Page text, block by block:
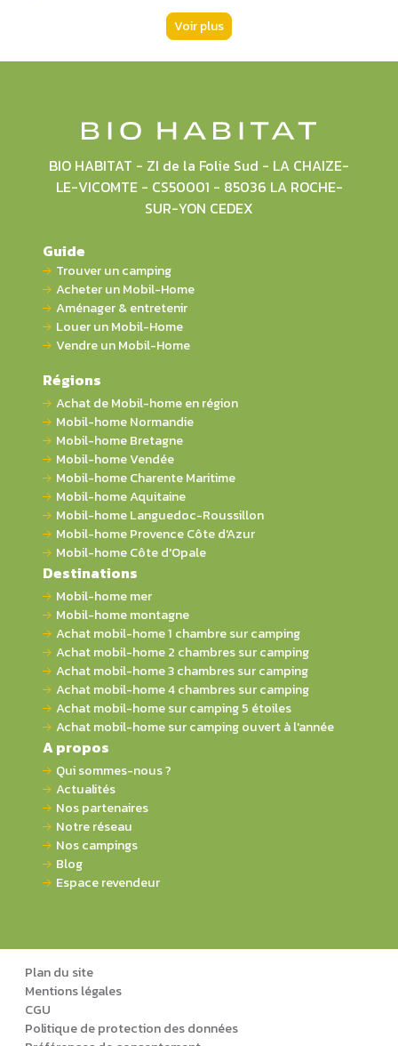
Voir plus
BIO HABITAT - ZI de la Folie Sud - LA CHAIZE-
LE-VICOMTE - CS50001 - 85036 LA ROCHE-
SUR-YON CEDEX
Guide
Trouver un camping
Acheter un Mobil-Home
Aménager & entretenir
Louer un Mobil-Home
Vendre un Mobil-Home
Régions
Achat de Mobil-home en région
Mobil-home Normandie
Mobil-home Bretagne
Mobil-home Vendée
Mobil-home Charente Maritime
Mobil-home Aquitaine
Mobil-home Languedoc-Roussillon
Mobil-home Provence Côte d'Azur
Mobil-home Côte d'Opale
Destinations
Mobil-home mer
Mobil-home montagne
Achat mobil-home 1 chambre sur camping
Achat mobil-home 2 chambres sur camping
Achat mobil-home 3 chambres sur camping
Achat mobil-home 4 chambres sur camping
Achat mobil-home sur camping 5 étoiles
Achat mobil-home sur camping ouvert à l'année
A propos
Qui sommes-nous ?
Actualités
Nos partenaires
Notre réseau
Nos campings
Blog
Espace revendeur
Plan du site
Mentions légales
CGU
Politique de protection des données